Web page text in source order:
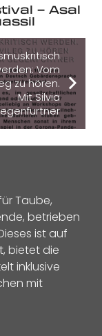
– Asal
Vom
zu hören.
Mit Silvia
Taube,
betrieben
ist auf
bietet die
inklusive
mit